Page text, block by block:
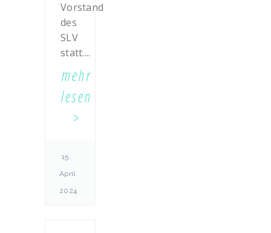
Vorstand
des
SLV
statt....
mehr
lesen
15.
April
2024